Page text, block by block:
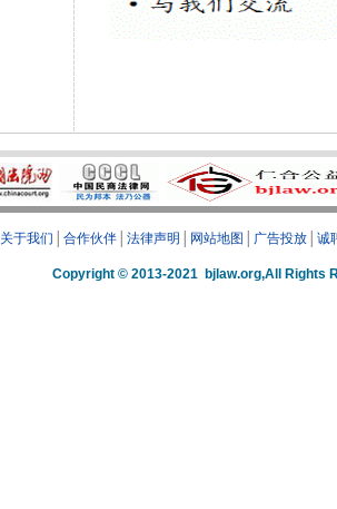
关于我们 合作伙伴 法律声明 网站地图 广告投放 诚
Copyright © 2013-2021 bjlaw.org,All Rights